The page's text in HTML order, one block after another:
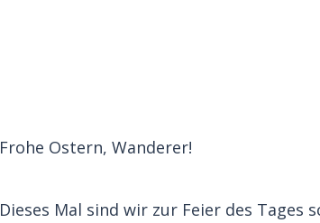
Frohe Ostern, Wanderer!
Dieses Mal sind wir zur Feier des Tages